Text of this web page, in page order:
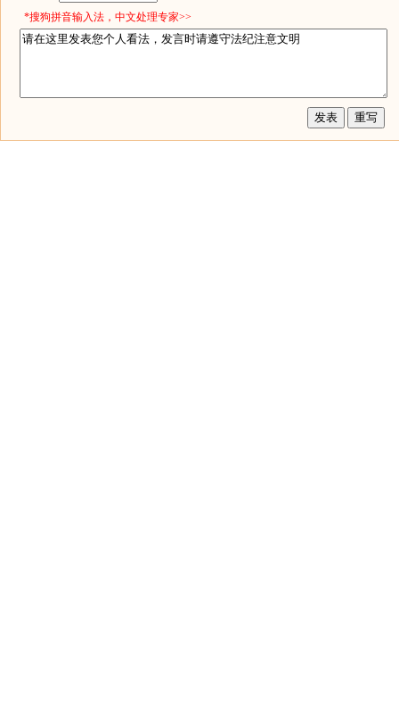
*搜狗拼音输入法，中文处理专家>>